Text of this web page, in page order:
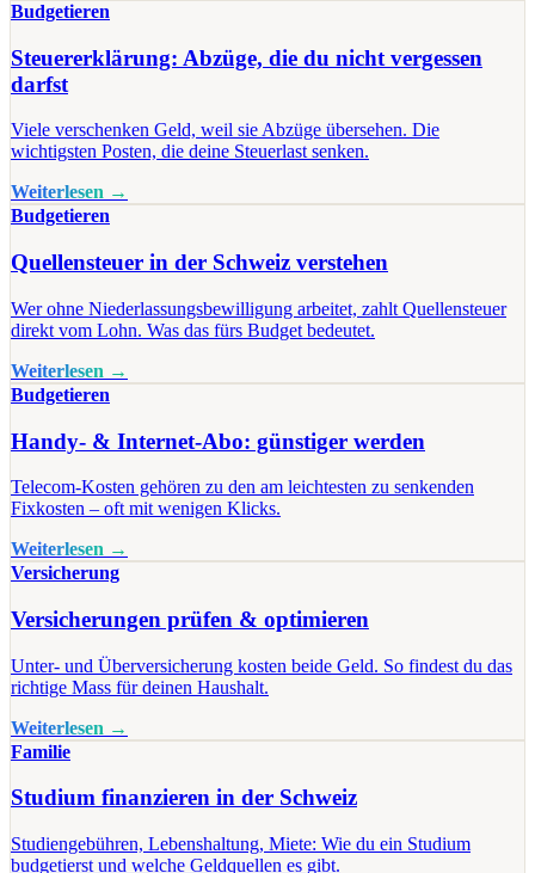
Budgetieren
Steuererklärung: Abzüge, die du nicht vergessen
darfst
Viele verschenken Geld, weil sie Abzüge übersehen. Die
wichtigsten Posten, die deine Steuerlast senken.
Weiterlesen →
Budgetieren
Quellensteuer in der Schweiz verstehen
Wer ohne Niederlassungsbewilligung arbeitet, zahlt Quellensteuer
direkt vom Lohn. Was das fürs Budget bedeutet.
Weiterlesen →
Budgetieren
Handy- & Internet-Abo: günstiger werden
Telecom-Kosten gehören zu den am leichtesten zu senkenden
Fixkosten – oft mit wenigen Klicks.
Weiterlesen →
Versicherung
Versicherungen prüfen & optimieren
Unter- und Überversicherung kosten beide Geld. So findest du das
richtige Mass für deinen Haushalt.
Weiterlesen →
Familie
Studium finanzieren in der Schweiz
Studiengebühren, Lebenshaltung, Miete: Wie du ein Studium
budgetierst und welche Geldquellen es gibt.